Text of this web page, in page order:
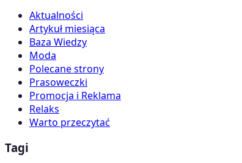
Aktualności
Artykuł miesiąca
Baza Wiedzy
Moda
Polecane strony
Prasoweczki
Promocja i Reklama
Relaks
Warto przeczytać
Tagi